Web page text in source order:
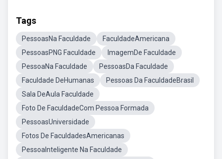
Tags
PessoasNa Faculdade
FaculdadeAmericana
PessoasPNG Faculdade
ImagemDe Faculdade
PessoaNa Faculdade
PessoasDa Faculdade
Faculdade DeHumanas
Pessoas Da FaculdadeBrasil
Sala DeAula Faculdade
Foto De FaculdadeCom Pessoa Formada
PessoasUniversidade
Fotos De FaculdadesAmericanas
PessoaInteligente Na Faculdade